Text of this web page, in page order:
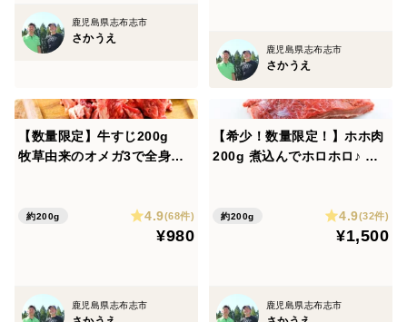
本商品は簡易包装のご自宅用おまとめ商品です。ギフト
対応（のし・メッセージ・緩衝材）はお受けしておりま
せんのであらかじめご了承ください。
《発送方法》
ヤマト運輸のクール冷凍便でお届けいたします。
身肉 #放牧 #国産飼料
鹿児島県志布志市
さかうえ
鹿児島県志布志市
さかうえ
【数量限定】牛すじ200g
牧草由来のオメガ3で全身の
約200g 4.9(68件)
¥980
鹿児島県志布志市
【希少！数量限定！】ホホ肉
200g 煮込んでホロホロ♪ 赤
約200g 4.9(32件)
¥1,500
鹿児島県志布志市